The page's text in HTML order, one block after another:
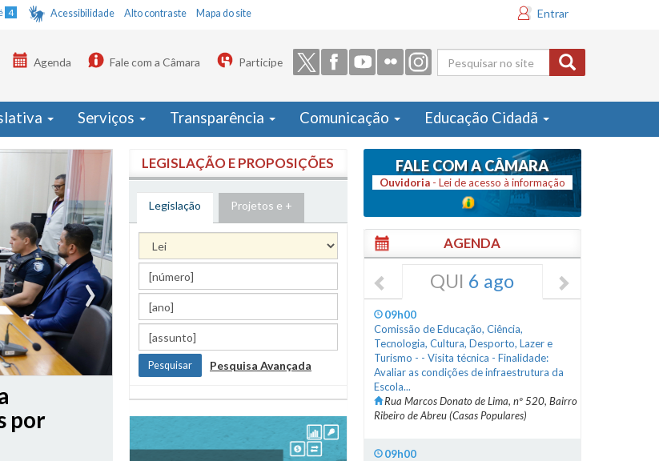
4 Acessibilidade Alto contraste Mapa do site Entrar
Formulário
de busca
Agenda Fale com a Câmara Participe
Serviços Transparência Comunicação Educação Cidadã
no
para
LEGISLAÇÃO E PROPOSIÇÕES
Legislação (aba ativa)Projetos e +
Pesquisa Avançada
FALE COM A CÂMARA
Ouvidoria- Lei de acesso à informação
AGENDA
QUI 6 ago
09h00
Comissão de Educação, Ciência,
Tecnologia, Cultura, Desporto, Lazer e
Turismo - - Visita técnica - Finalidade:
Avaliar as condições de infraestrutura da
Escola...
Rua Marcos Donato de Lima, nº 520, Bairro
Ribeiro de Abreu (Casas Populares)
09h00